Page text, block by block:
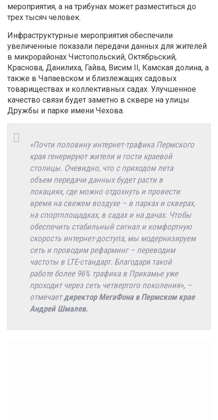
мероприятия, а на трибунах может разместиться до
трех тысяч человек.
Инфраструктурные мероприятия обеспечили
увеличенные показали передачи данных для жителей
в микрорайонах Чистопольский, Октябрьский,
Краснова, Данилиха, Гайва, Висим II, Камская долина, а
также в Чапаевском и близлежащих садовых
товариществах и коллективных садах. Улучшенное
качество связи будет заметно в сквере на улицы
Дружбы и парке имени Чехова.
«Почти половину интернет-трафика Пермского
края генерируют жители и гости краевой
столицы. Очевидно, что с приходом лета
объем передачи данных будет расти в
локациях, где можно отдохнуть и провести
время на свежем воздухе – в парках и скверах,
на спортплощадках, в садах и на дачах. Чтобы
обеспечить стабильный сигнал и комфортную
скорость интернет-доступа, мы модернизируем
сеть и проводим рефарминг – переводим
частоты в LTE-стандарт. Благодаря такой
работе более 96% трафика в Прикамье уже
проходит через сеть четвертого поколения», –
отмечаетдиректор МегаФона в Пермском крае
Андрей Шмалев.